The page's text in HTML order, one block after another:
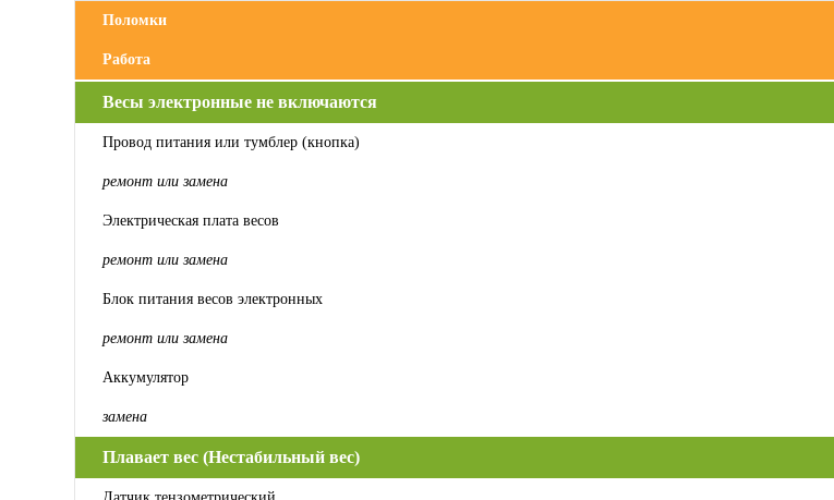
Поломки
Работа
Весы электронные не включаются
Провод питания или тумблер (кнопка)
ремонт или замена
Электрическая плата весов
ремонт или замена
Блок питания весов электронных
ремонт или замена
Аккумулятор
замена
Плавает вес (Нестабильный вес)